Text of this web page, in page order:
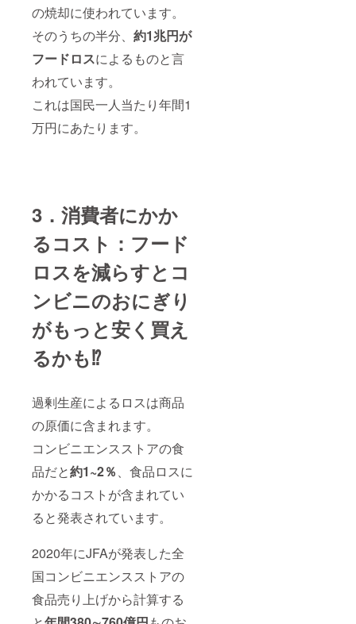
の焼却に使われています。
そのうちの半分、 約1兆円が
フードロスによるものと言
われています。
これは国民一人当たり年間1
万円にあたります。
3．消費者にかか
るコスト：フード
ロスを減らすとコ
ンビニのおにぎり
がもっと安く買え
るかも⁉
過剰生産によるロスは商品
の原価に含まれます。
コンビニエンスストアの食
品だと約1~2％、食品ロスに
かかるコストが含まれてい
ると発表されています。
2020年にJFAが発表した全
国コンビニエンスストアの
食品売り上げから計算する